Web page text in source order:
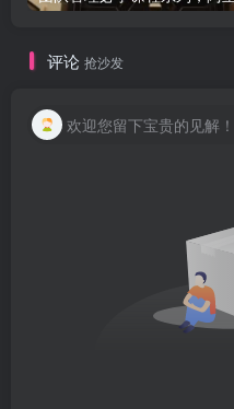
评论 抢沙发
欢迎您留下宝贵的见解！